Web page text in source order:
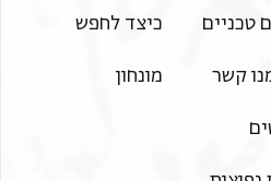
Makārim, Baqā’s partner—
Abū l-Faḍl the government
טכניים
קשר
כיצד לחפש
מונחון